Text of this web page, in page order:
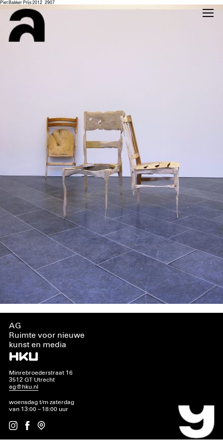
Piet Bakker Prijs 2012_2907
AG
Ruimte voor nieuwe
kunst en media
Minrebroederstraat 16
3512 GT Utrecht
ag@hku.nl
woensdag t/m zaterdag
van 13:00 – 18:00 uur